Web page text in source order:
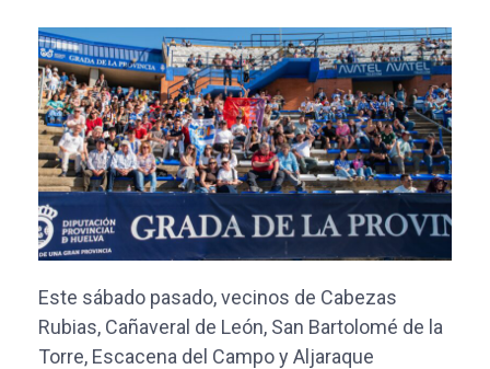
Este sábado pasado, vecinos de Cabezas
Rubias, Cañaveral de León, San Bartolomé de la
Torre, Escacena del Campo y Aljaraque